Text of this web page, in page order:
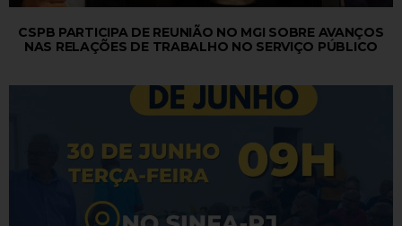
CSPB PARTICIPA DE REUNIÃO NO MGI SOBRE AVANÇOS
NAS RELAÇÕES DE TRABALHO NO SERVIÇO PÚBLICO